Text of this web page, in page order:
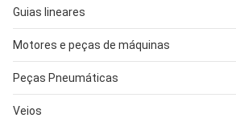
Guias lineares
Motores e peças de máquinas
Peças Pneumáticas
Veios